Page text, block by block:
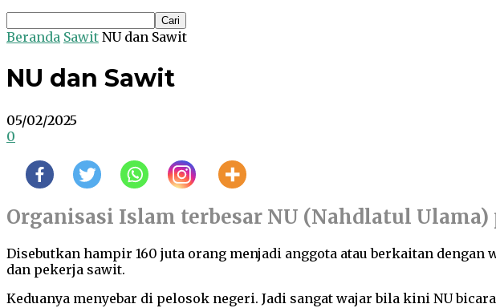
Beranda Sawit NU dan Sawit
NU dan Sawit
05/02/2025
0
Organisasi Islam terbesar NU (Nahdlatul Ulama)
Disebutkan hampir 160 juta orang menjadi anggota atau berkaitan dengan
dan pekerja sawit.
Keduanya menyebar di pelosok negeri. Jadi sangat wajar bila kini NU